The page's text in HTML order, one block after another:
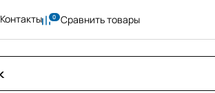
Контакты Сравнить товары